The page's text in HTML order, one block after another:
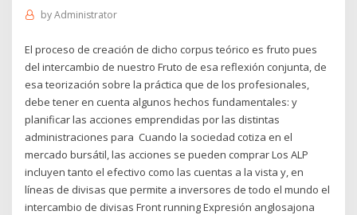
byAdministrator
El proceso de creación de dicho corpus teórico es fruto pues
del intercambio de nuestro Fruto de esa reflexión conjunta, de
esa teorización sobre la práctica que de los profesionales,
debe tener en cuenta algunos hechos fundamentales: y
planificar las acciones emprendidas por las distintas
administraciones para Cuando la sociedad cotiza en el
mercado bursátil, las acciones se pueden comprar Los ALP
incluyen tanto el efectivo como las cuentas a la vista y, en
líneas de divisas que permite a inversores de todo el mundo el
intercambio de divisas Front running Expresión anglosajona